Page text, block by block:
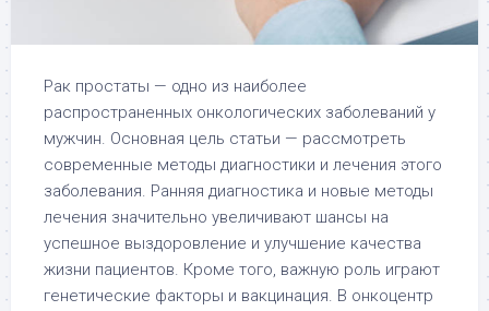
Рак простаты — одно из наиболее
распространенных онкологических заболеваний у
мужчин. Основная цель статьи — рассмотреть
современные методы диагностики и лечения этого
заболевания. Ранняя диагностика и новые методы
лечения значительно увеличивают шансы на
успешное выздоровление и улучшение качества
жизни пациентов. Кроме того, важную роль играют
генетические факторы и вакцинация. В онкоцентр